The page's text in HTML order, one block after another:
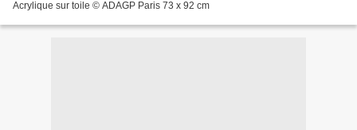
Acrylique sur toile © ADAGP Paris 73 x 92 cm